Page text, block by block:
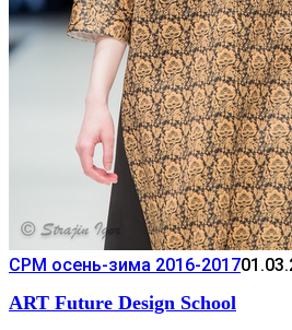
CPM осень-зима 2016-2017
ART Future Design School